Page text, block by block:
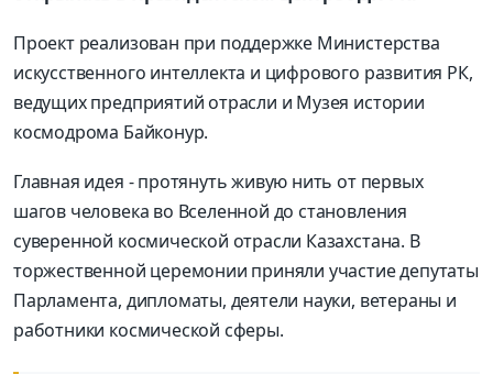
Проект реализован при поддержке Министерства
искусственного интеллекта и цифрового развития РК,
ведущих предприятий отрасли и Музея истории
космодрома Байконур.
Главная идея - протянуть живую нить от первых
шагов человека во Вселенной до становления
суверенной космической отрасли Казахстана. В
торжественной церемонии приняли участие депутаты
Парламента, дипломаты, деятели науки, ветераны и
работники космической сферы.